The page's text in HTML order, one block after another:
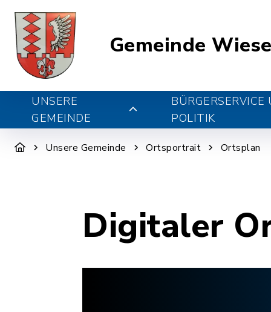
Gemeinde
UNSERE
GEMEINDE
BÜRGERSERVICE
POLITIK
Unsere Gemeinde Ortsportrait Ortsplan
Digitaler